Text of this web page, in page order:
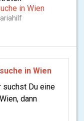
in Wien
in Wien
suchst Du eine
dann